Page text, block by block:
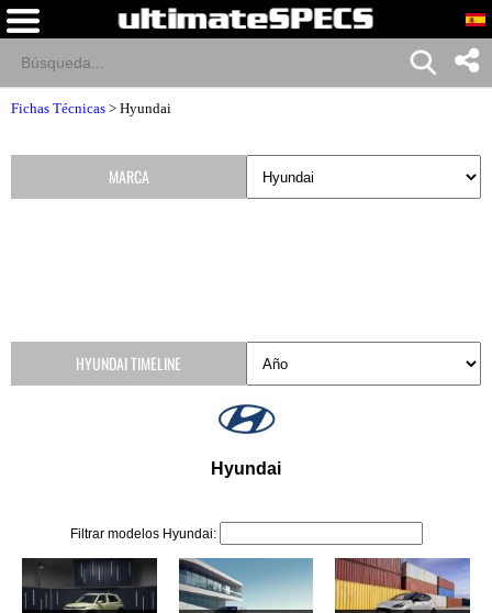
Fichas Técnicas > Hyundai
Hyundai
Filtrar modelos Hyundai:
MARCA
HYUNDAI TIMELINE